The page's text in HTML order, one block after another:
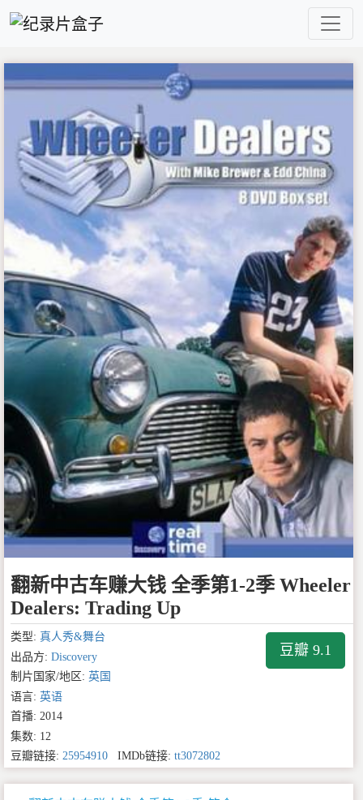
翻新中古车赚大钱 全季第1-2季 Wheeler
Dealers: Trading Up
豆瓣 9.1
类型: 真人秀&舞台
出品方: Discovery
制片国家/地区: 英国
语言: 英语
首播: 2014
集数: 12
豆瓣链接: 25954910 IMDb链接: tt3072802